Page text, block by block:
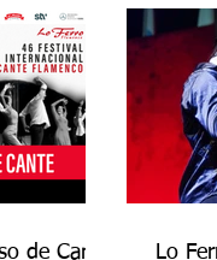
de Cante
Lo